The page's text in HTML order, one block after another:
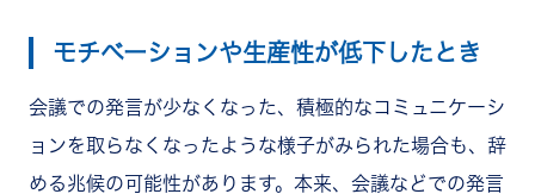
モチベーションや生産性が低下したとき
会議での発言が少なくなった、積極的なコミュニケーシ
ョンを取らなくなったような様子がみられた場合も、辞
める兆候の可能性があります。本来、会議などでの発言